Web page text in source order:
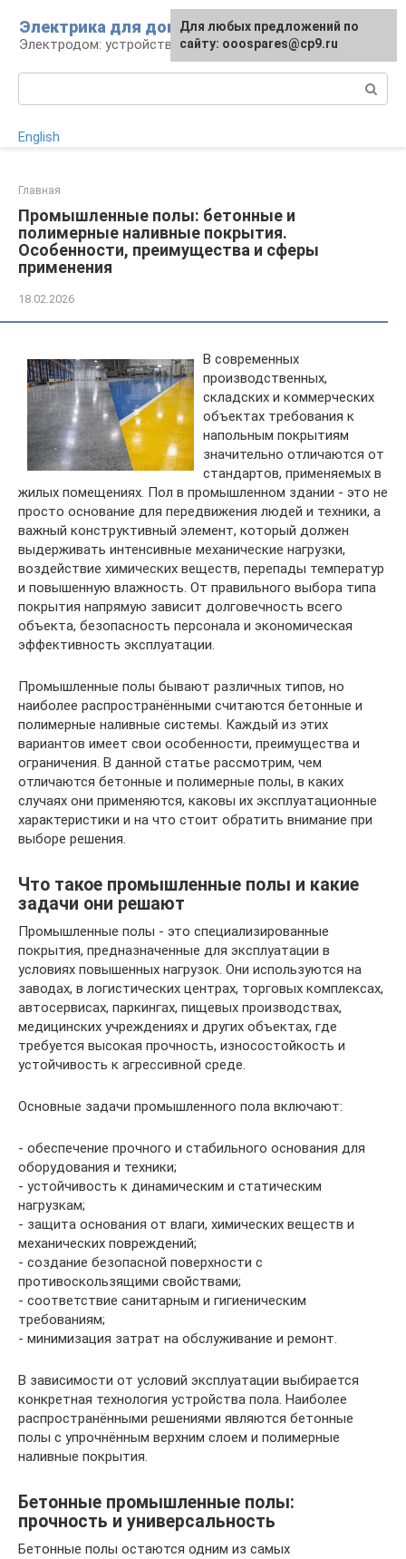
контенту
Электрика для дома
Электродом: устройства, кабели, ремонт
English
Главная
Промышленные полы: бетонные и
полимерные наливные покрытия.
Особенности, преимущества и сферы
применения
18.02.2026
В современных
производственных,
складских и коммерческих
объектах требования к
напольным покрытиям
значительно отличаются от
стандартов, применяемых в
жилых помещениях. Пол в промышленном здании - это не
просто основание для передвижения людей и техники, а
важный конструктивный элемент, который должен
выдерживать интенсивные механические нагрузки,
воздействие химических веществ, перепады температур
и повышенную влажность. От правильного выбора типа
покрытия напрямую зависит долговечность всего
объекта, безопасность персонала и экономическая
эффективность эксплуатации.
Промышленные полы бывают различных типов, но
наиболее распространёнными считаются бетонные и
полимерные наливные системы. Каждый из этих
вариантов имеет свои особенности, преимущества и
ограничения. В данной статье рассмотрим, чем
отличаются бетонные и полимерные полы, в каких
случаях они применяются, каковы их эксплуатационные
характеристики и на что стоит обратить внимание при
выборе решения.
Что такое промышленные полы и какие
задачи они решают
Промышленные полы - это специализированные
покрытия, предназначенные для эксплуатации в
условиях повышенных нагрузок. Они используются на
заводах, в логистических центрах, торговых комплексах,
автосервисах, паркингах, пищевых производствах,
медицинских учреждениях и других объектах, где
требуется высокая прочность, износостойкость и
устойчивость к агрессивной среде.
Основные задачи промышленного пола включают:
- обеспечение прочного и стабильного основания для
оборудования и техники;
- устойчивость к динамическим и статическим
нагрузкам;
- защита основания от влаги, химических веществ и
механических повреждений;
- создание безопасной поверхности с
противоскользящими свойствами;
- соответствие санитарным и гигиеническим
требованиям;
- минимизация затрат на обслуживание и ремонт.
В зависимости от условий эксплуатации выбирается
конкретная технология устройства пола. Наиболее
распространёнными решениями являются бетонные
полы с упрочнённым верхним слоем и полимерные
наливные покрытия.
Бетонные промышленные полы:
прочность и универсальность
Бетонные полы остаются одним из самых
Для любых предложений по
сайту: ooospares@cp9.ru